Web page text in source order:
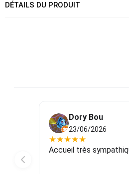
DÉTAILS DU PRODUIT
Dory Bou
23/06/2026
★★★★★
Accueil très